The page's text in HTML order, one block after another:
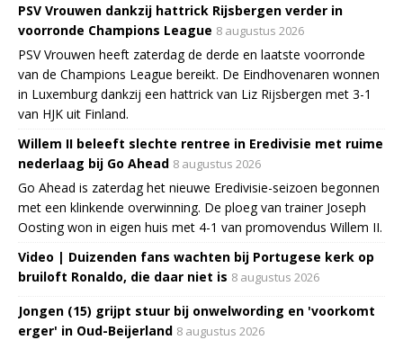
PSV Vrouwen dankzij hattrick Rijsbergen verder in
voorronde Champions League 8 augustus 2026
PSV Vrouwen heeft zaterdag de derde en laatste voorronde
van de Champions League bereikt. De Eindhovenaren wonnen
in Luxemburg dankzij een hattrick van Liz Rijsbergen met 3-1
van HJK uit Finland.
Willem II beleeft slechte rentree in Eredivisie met ruime
nederlaag bij Go Ahead 8 augustus 2026
Go Ahead is zaterdag het nieuwe Eredivisie-seizoen begonnen
met een klinkende overwinning. De ploeg van trainer Joseph
Oosting won in eigen huis met 4-1 van promovendus Willem II.
Video | Duizenden fans wachten bij Portugese kerk op
bruiloft Ronaldo, die daar niet is 8 augustus 2026
Jongen (15) grijpt stuur bij onwelwording en 'voorkomt
erger' in Oud-Beijerland 8 augustus 2026